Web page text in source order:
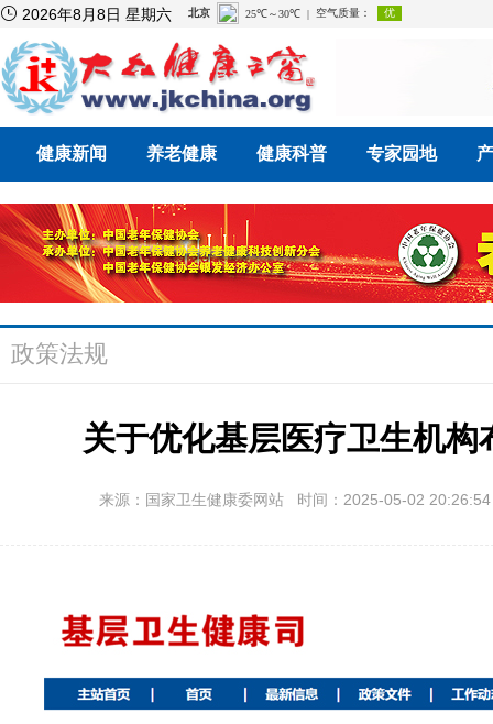
 2026年8月8日 星期六
健康新闻 养老健康 健康科普 专家园地
政策法规
关于优化基层医疗卫生机
来源：国家卫生健康委网站 时间：2025-05-02